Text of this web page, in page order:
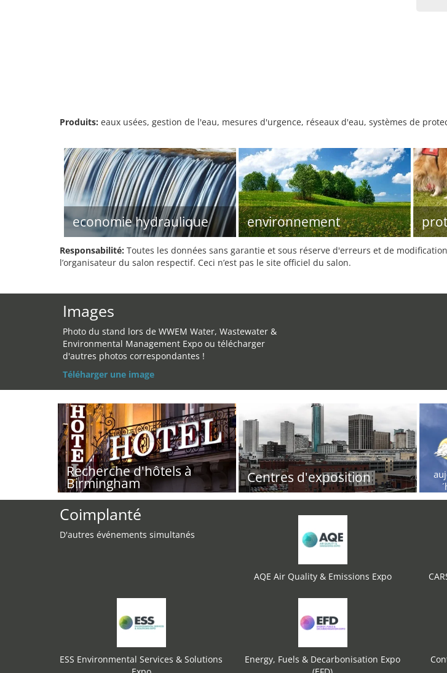
Produits: eaux usées, gestion de l'eau, mesures d'urgence, réseaux d'eau, systèmes de
economie hydraulique environnement
Responsabilité: Toutes les données sans garantie et sous réserve d'erreurs et de
l’organisateur du salon respectif. Ceci n’est pas le site officiel du salon.
Images
Photo du stand lors de WWEM Water, Wastewater &
Environmental Management Expo ou télécharger
d'autres photos correspondantes !
Téléharger une image
Recherche d'hôtels à
Birmingham Centres d'exposition
Coimplanté
D'autres événements simultanés
AQE Air Quality & Emissions Expo
ESS Environmental Services & Solutions
Energy, Fuels & Decarbonisation Expo